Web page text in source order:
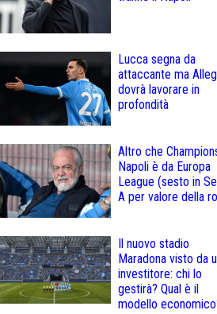
Lucca segna da
attaccante ma
dovrà lavorare in
profondità
Altro che
Napoli è da Europa
League (sesto in
A per valore della
Il nuovo stadio
Maradona visto da
investitore: chi lo
gestirà? Qual è il
modello